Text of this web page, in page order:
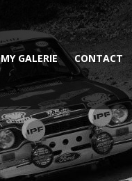
MY GALERIE CONTACT